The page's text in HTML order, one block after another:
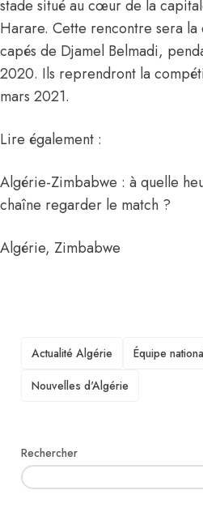
stade situé au cœur de la
Harare. Cette rencontre sera
capés de Djamel Belmadi,
2020. Ils reprendront la
mars 2021.
Lire également :
Algérie-Zimbabwe : à quelle
chaîne regarder le match ?
Algérie, Zimbabwe
TAGS
Actualité Algérie
Équipe
Nouvelles d'Algérie
Rechercher